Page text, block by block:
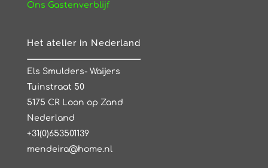
Ons Gastenverblijf
Het atelier in Nederland
Els Smulders- Waijers
Tuinstraat 50
5175 CR Loon op Zand
Nederland
+31(0)653501139
mendeira@home.nl